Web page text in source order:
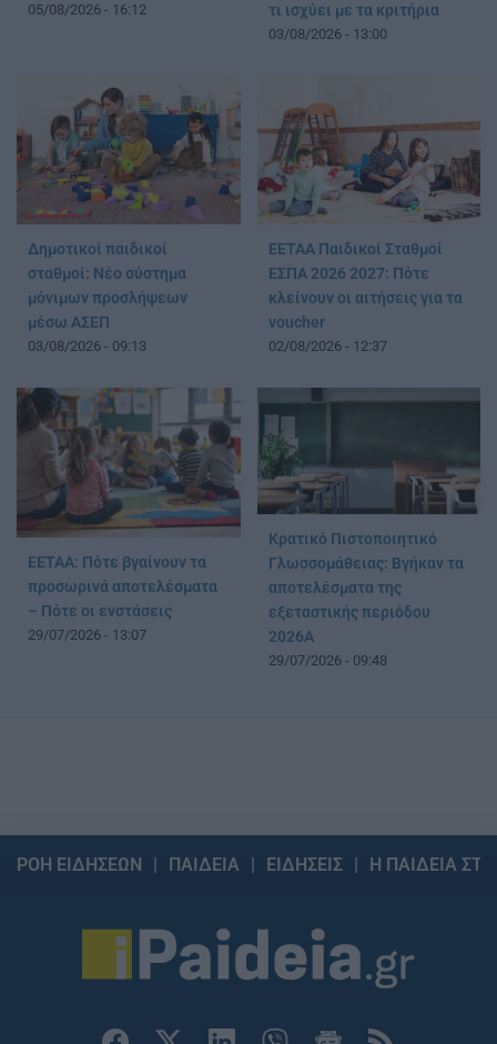
05/08/2026 - 16:12
τι ισχύει με τα κριτήρια
03/08/2026 - 13:00
Δημοτικοί παιδικοί
σταθμοί: Νέο σύστημα
μόνιμων προσλήψεων
μέσω ΑΣΕΠ
03/08/2026 - 09:13
ΕΕΤΑΑ Παιδικοί Σταθμοί
ΕΣΠΑ 2026 2027: Πότε
κλείνουν οι αιτήσεις για τα
voucher
02/08/2026 - 12:37
ΕΕΤΑΑ: Πότε βγαίνουν τα
προσωρινά αποτελέσματα
– Πότε οι ενστάσεις
29/07/2026 - 13:07
Κρατικό Πιστοποιητικό
Γλωσσομάθειας: Βγήκαν τα
αποτελέσματα της
εξεταστικής περιόδου
2026Α
29/07/2026 - 09:48
ΡΟΗ ΕΙΔΗΣΕΩΝ ΠΑΙΔΕΙΑ ΕΙΔΗΣΕΙΣ Η ΠΑΙΔΕΙΑ